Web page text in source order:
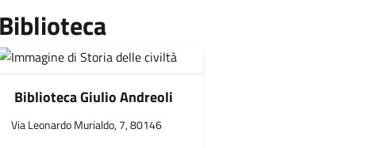
Biblioteca
Biblioteca Giulio Andreoli
Via Leonardo Murialdo, 7, 80146